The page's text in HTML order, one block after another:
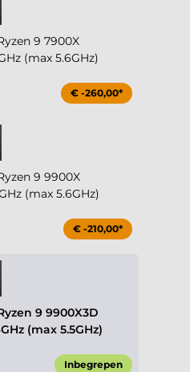
9 7900X
(max 5.6GHz)
€ -260,00*
9 9900X
(max 5.6GHz)
€ -210,00*
9 9900X3D
(max 5.5GHz)
Inbegrepen